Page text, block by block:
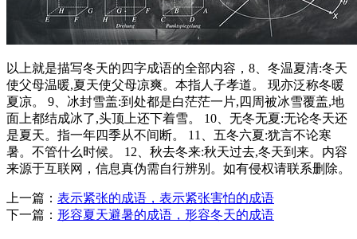
以上就是描写冬天的四字成语的全部内容，8、冬温夏清:冬天
使父母温暖,夏天使父母凉爽。本指人子孝道。 现亦泛称冬暖
夏凉。 9、冰封雪盖:到处都是白茫茫一片,四周被冰雪覆盖,地
面上都结成冰了,头顶上还下着雪。 10、无冬无夏:无论冬天还
是夏天。指一年四季从不间断。 11、五冬六夏:犹言不论寒
暑。不管什么时候。 12、秋去冬来:秋天过去,冬天到来。内容
来源于互联网，信息真伪需自行辨别。如有侵权请联系删除。
上一篇： 表示紧张的成语，表示紧张害怕的成语
下一篇： 形容夏天避暑的成语，形容冬天的成语